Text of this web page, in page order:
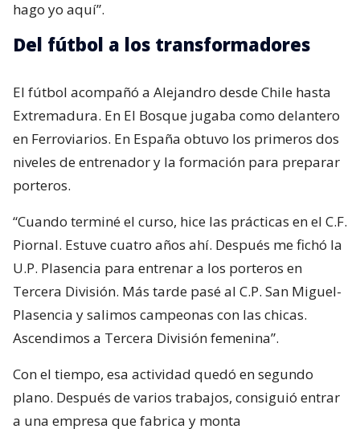
hago yo aquí”.
Del fútbol a los transformadores
El fútbol acompañó a Alejandro desde Chile hasta
Extremadura. En El Bosque jugaba como delantero
en Ferroviarios. En España obtuvo los primeros dos
niveles de entrenador y la formación para preparar
porteros.
“Cuando terminé el curso, hice las prácticas en el C.F.
Piornal. Estuve cuatro años ahí. Después me fichó la
U.P. Plasencia para entrenar a los porteros en
Tercera División. Más tarde pasé al C.P. San Miguel-
Plasencia y salimos campeonas con las chicas.
Ascendimos a Tercera División femenina”.
Con el tiempo, esa actividad quedó en segundo
plano. Después de varios trabajos, consiguió entrar
a una empresa que fabrica y monta